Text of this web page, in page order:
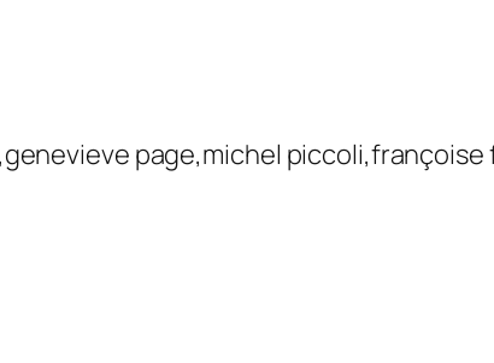
page,michel piccoli,françoise